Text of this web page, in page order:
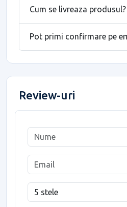
Cum se livreaza produsul?
Pot primi confirmare pe
Review-uri